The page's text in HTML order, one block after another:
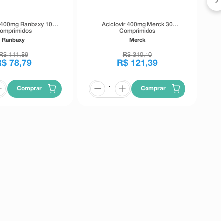
Ranbaxy 10
Ranbaxy
111,89
78,79
Comprar
Aciclovir 400mg Merck 30
Comprimidos
Merck
R$ 310,10
R$ 121 ,39
Comprar